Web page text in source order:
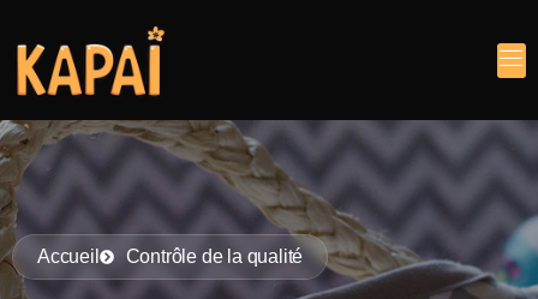
Accueil Contrôle de la qualité